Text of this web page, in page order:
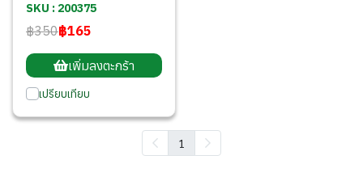
SKU : 200375
฿350฿165
เพิ่มลงตะกร้า
เปรียบเทียบ
1